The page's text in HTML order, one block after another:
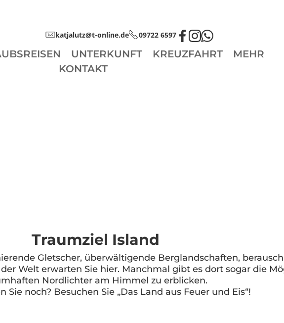
katjalutz@t-online.de 09722 6597
UNTERKUNFT KREUZFAHRT
MEHR
KONTAKT
Traumziel Island
Gletscher, überwältigende Berglandschaften,
Welt erwarten Sie hier. Manchmal gibt es dort sogar die
Nordlichter am Himmel zu erblicken.
Sie noch? Besuchen Sie „Das Land aus Feuer und Eis“!